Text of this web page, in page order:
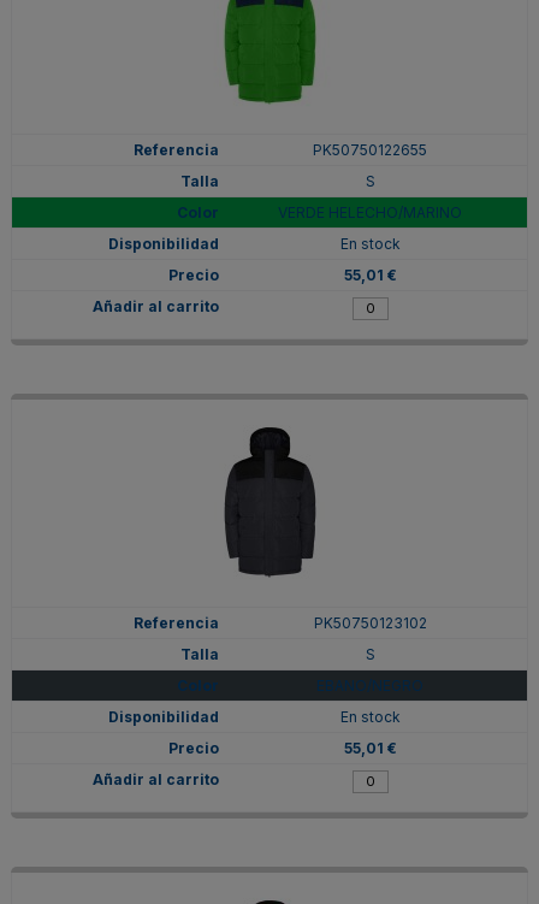
PK50750122655
S
VERDE HELECHO/MARINO
En stock
55,01 €
PK50750123102
S
EBANO/NEGRO
En stock
55,01 €